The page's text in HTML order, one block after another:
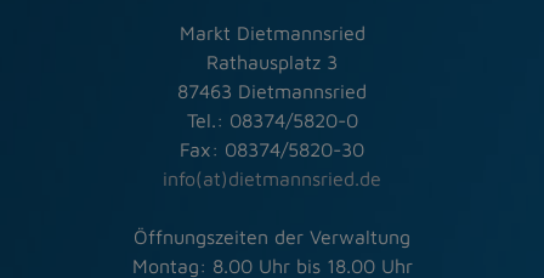
Markt Dietmannsried
Rathausplatz 3
87463 Dietmannsried
Tel.: 08374/5820-0
Fax: 08374/5820-30
info(at)dietmannsried.de
Öffnungszeiten der Verwaltung
Montag: 8.00 Uhr bis 18.00 Uhr